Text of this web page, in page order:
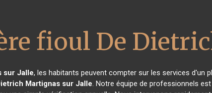
fioul De
sur Jalle, les habitants peuvent compter sur les services d'un
Martignas sur Jalle. Notre équipe de professionnels